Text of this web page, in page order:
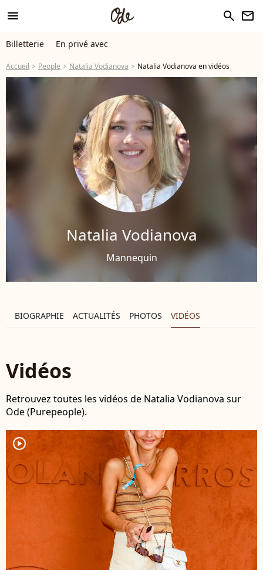
menu search newsletter
Billetterie En privé avec
Accueil People Natalia Vodianova Natalia Vodianova en vidéos
Natalia Vodianova
Mannequin
BIOGRAPHIE ACTUALITÉS PHOTOS VIDÉOS
Vidéos
Retrouvez toutes les vidéos de Natalia Vodianova sur
Ode (Purepeople).
player2